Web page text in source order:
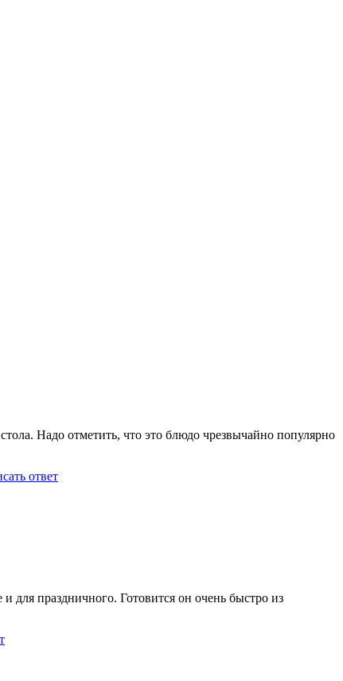
Надо отметить, что это блюдо чрезвычайно популярно
ответ
для праздничного. Готовится он очень быстро из